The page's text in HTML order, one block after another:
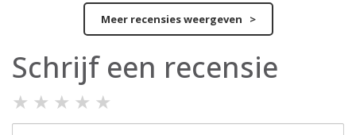
Meer recensies weergeven >
Schrijf een recensie
★ ★ ★ ★ ★